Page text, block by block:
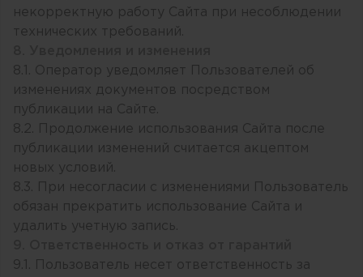
некорректную работу Сайта при несоблюдении
технических требований.
8.1. Оператор уведомляет Пользователей об
изменениях документов посредством
публикации на Сайте.
8.2. Продолжение использования Сайта после
публикации изменений считается акцептом
новых условий.
8.3. При несогласии с изменениями Пользователь
обязан прекратить использование Сайта и
удалить учетную запись.
9.1. Пользователь несет ответственность за